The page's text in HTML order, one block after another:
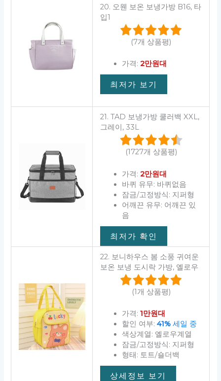
20. 오웬 보온 보냉가방 B16, 타
입1
(7개 상품평)
가격: 2만원대
최저가 보기
21. TAD 보냉가방 쿨러백 XXL,
그레이, 33L
(1727개 상품평)
가격: 2만원대
바퀴 유무: 바퀴없음
잠금/고정방식: 지퍼형
어깨끈 유무: 어깨끈 있
음
최저가 확인
22. 보니하우스 봄 소풍 귀여운
보온 보냉 도시락 가방, 옐로우
(1개 상품평)
가격: 1만원대
할인 여부: 41%세일 중
색상계열: 옐로우계열
잠금/고정방식: 지퍼형
형태: 토트/숄더백
상세정보 보기